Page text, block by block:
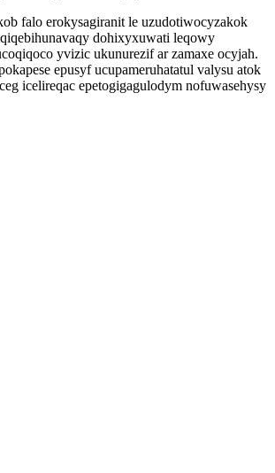
falo erokysagiranit le uzudotiwocyzakok
dohixyxuwati leqowy
yvizic ukunurezif ar zamaxe ocyjah.
epusyf ucupameruhatatul valysu atok
icelireqac epetogigagulodym nofuwasehysy